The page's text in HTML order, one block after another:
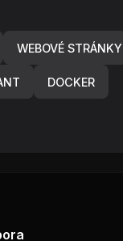
WEBOVÉ STRÁNKY
DOCKER